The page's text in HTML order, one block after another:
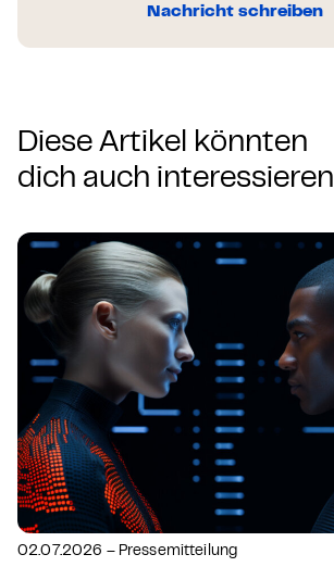
Nachricht schreiben
Diese Artikel könnten
dich auch interessieren
02.07.2026 – Pressemitteilung